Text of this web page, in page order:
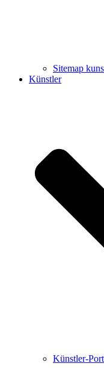
Marc
Buchtipps
Sitemap
Künstler
Künstler-